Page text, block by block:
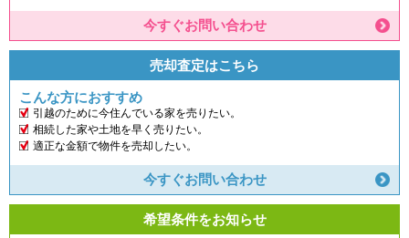
今すぐお問い合わせ
売却査定はこちら
こんな方におすすめ
引越のために今住んでいる家を売りたい。
相続した家や土地を早く売りたい。
適正な金額で物件を売却したい。
今すぐお問い合わせ
希望条件をお知らせ